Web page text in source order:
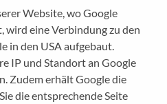
Website, wo Google
wird eine Verbindung zu den
in den USA aufgebaut.
IP und Standort an Google
Zudem erhält Google die
die entsprechende Seite